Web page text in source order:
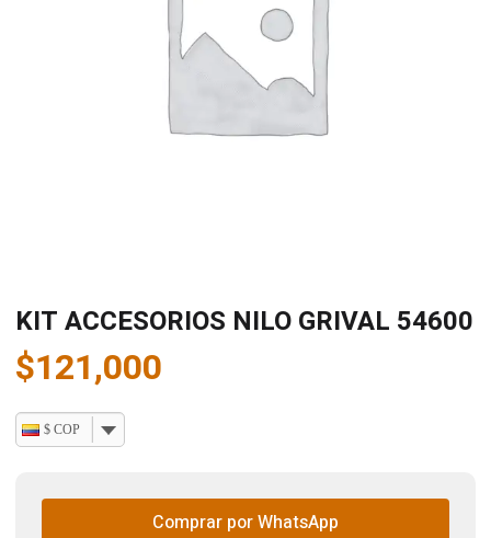
KIT ACCESORIOS NILO GRIVAL 54600
$121,000
$ COP
Comprar por WhatsApp